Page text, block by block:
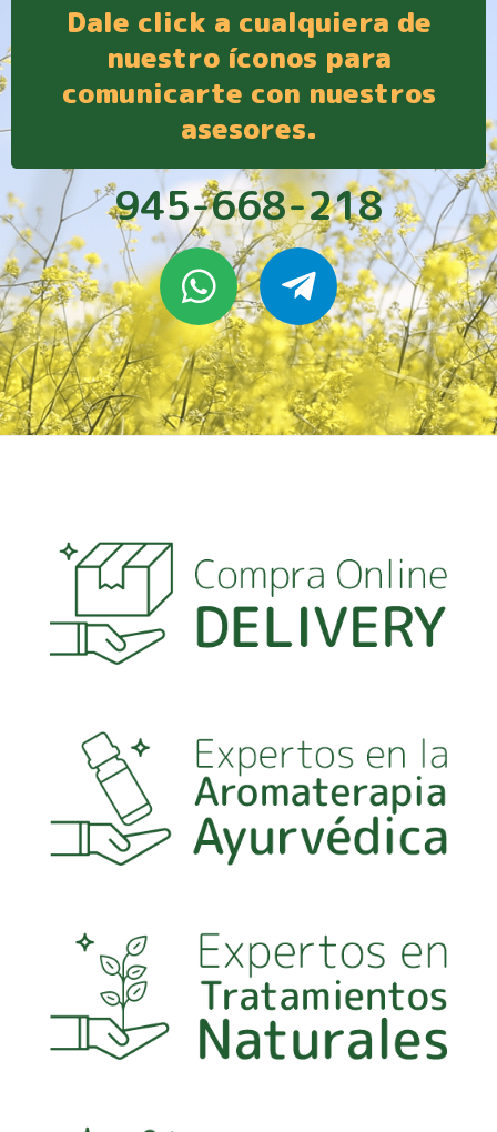
Dale click a cualquiera de
nuestro íconos para
comunicarte con nuestros
asesores.
945-668-218